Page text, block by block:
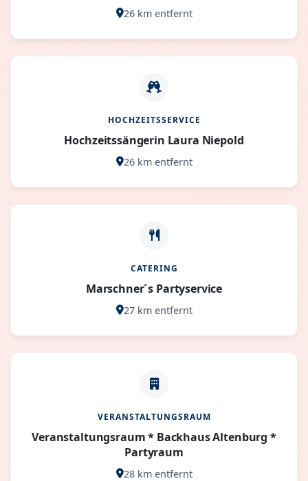
26 km entfernt
HOCHZEITSSERVICE
Hochzeitssängerin Laura Niepold
26 km entfernt
CATERING
Marschner´s Partyservice
27 km entfernt
VERANSTALTUNGSRAUM
Veranstaltungsraum * Backhaus Altenburg *
Partyraum
28 km entfernt